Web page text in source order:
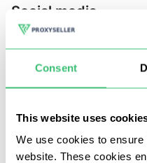
Consent
This website uses
We use cookies to
website. These cookies
Social media
Analisi e imbrogli multi-